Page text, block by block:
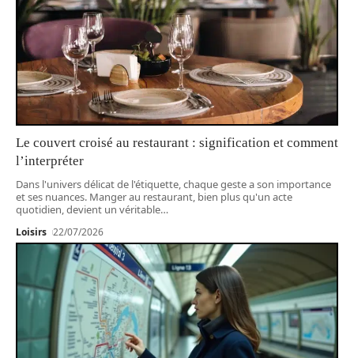
Le couvert croisé au restaurant : signification et comment
l’interpréter
Dans l'univers délicat de l'étiquette, chaque geste a son importance
et ses nuances. Manger au restaurant, bien plus qu'un acte
quotidien, devient un véritable…
Loisirs 22/07/2026